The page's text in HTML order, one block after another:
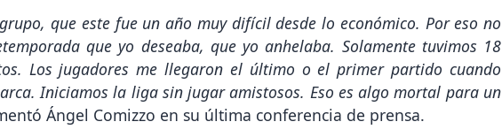
que este fue un año muy difícil desde lo económico. Por eso no
que yo deseaba, que yo anhelaba. Solamente tuvimos 18
Los jugadores me llegaron el último o el primer partido cuando
Iniciamos la liga sin jugar amistosos. Eso es algo mortal para un
Ángel Comizzo en su última conferencia de prensa.